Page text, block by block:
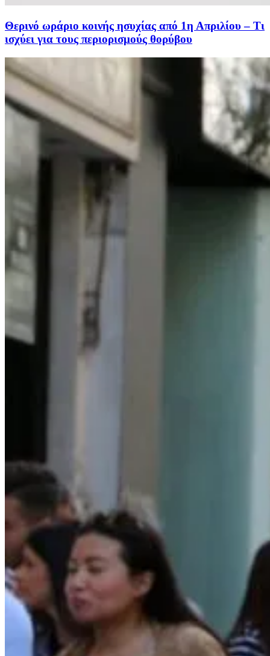
Θερινό ωράριο κοινής ησυχίας από 1η Απριλίου – Τι
ισχύει για τους περιορισμούς θορύβου